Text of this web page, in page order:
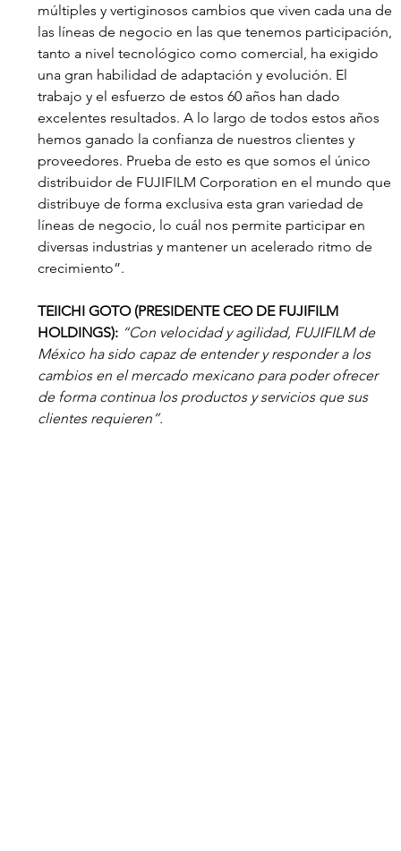
múltiples y vertiginosos cambios que viven cada una de
las líneas de negocio en las que tenemos participación,
tanto a nivel tecnológico como comercial, ha exigido
una gran habilidad de adaptación y evolución. El
trabajo y el esfuerzo de estos 60 años han dado
excelentes resultados. A lo largo de todos estos años
hemos ganado la confianza de nuestros clientes y
proveedores. Prueba de esto es que somos el único
distribuidor de FUJIFILM Corporation en el mundo que
distribuye de forma exclusiva esta gran variedad de
líneas de negocio, lo cuál nos permite participar en
diversas industrias y mantener un acelerado ritmo de
crecimiento”.
TEIICHI GOTO (PRESIDENTE CEO DE FUJIFILM
HOLDINGS): “Con velocidad y agilidad, FUJIFILM de
México ha sido capaz de entender y responder a los
cambios en el mercado mexicano para poder ofrecer
de forma continua los productos y servicios que sus
clientes requieren”.